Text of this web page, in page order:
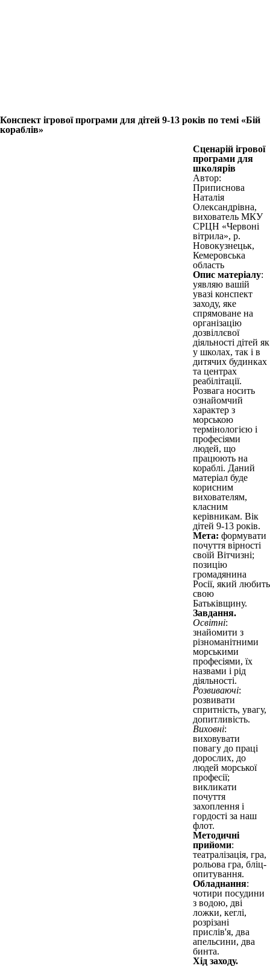
Конспект ігрової програми для дітей 9-13 років по темі «Бій
кораблів»
Сценарій ігрової
програми для
школярів
Автор:
Приписнова
Наталія
Олександрівна,
вихователь МКУ
СРЦН «Червоні
вітрила», р.
Новокузнецьк,
Кемеровська
область
Опис матеріалу:
уявляю вашій
увазі конспект
заходу, яке
спрямоване на
організацію
дозвіллєвої
діяльності дітей як
у школах, так і в
дитячих будинках
та центрах
реабілітації.
Розвага носить
ознайомчий
характер з
морською
термінологією і
професіями
людей, що
працюють на
кораблі. Даний
матеріал буде
корисним
вихователям,
класним
керівникам. Вік
дітей 9-13 років.
Мета: формувати
почуття вірності
своїй Вітчизні;
позицію
громадянина
Росії, який любить
свою
Батьківщину.
Завдання.
Освітні:
знайомити з
різноманітними
морськими
професіями, їх
назвами і рід
діяльності.
Розвиваючі:
розвивати
спритність, увагу,
допитливість.
Виховні:
виховувати
повагу до праці
дорослих, до
людей морської
професії;
викликати
почуття
захоплення і
гордості за наш
флот.
Методичні
прийоми:
театралізація, гра,
рольова гра, бліц-
опитування.
Обладнання:
чотири посудини
з водою, дві
ложки, кеглі,
розрізані
прислів'я, два
апельсини, два
бинта.
Хід заходу.